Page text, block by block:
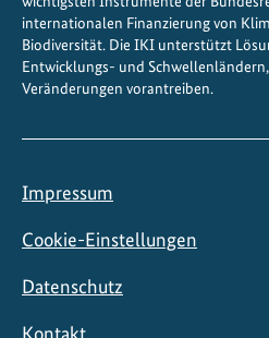
internationalen Finanzierung von
Biodiversität. Die IKI unterstützt
Entwicklungs- und
Veränderungen vorantreiben.
Impressum
Cookie-Einstellungen
Datenschutz